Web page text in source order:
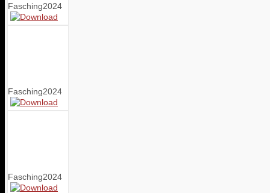
Fasching2024
Fasching2024
Fasching2024